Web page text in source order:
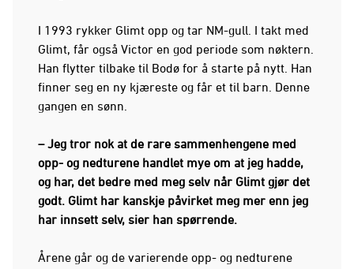
I 1993 rykker Glimt opp og tar NM-gull. I takt med
Glimt, får også Victor en god periode som nøktern.
Han flytter tilbake til Bodø for å starte på nytt. Han
finner seg en ny kjæreste og får et til barn. Denne
gangen en sønn.
– Jeg tror nok at de rare sammenhengene med
opp- og nedturene handlet mye om at jeg hadde,
og har, det bedre med meg selv når Glimt gjør det
godt. Glimt har kanskje påvirket meg mer enn jeg
har innsett selv, sier han spørrende.
Årene går og de varierende opp- og nedturene